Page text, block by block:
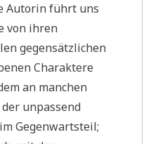
Autorin führt uns
von ihren
gegensätzlichen
Charaktere
an manchen
unpassend
Gegenwartsteil;